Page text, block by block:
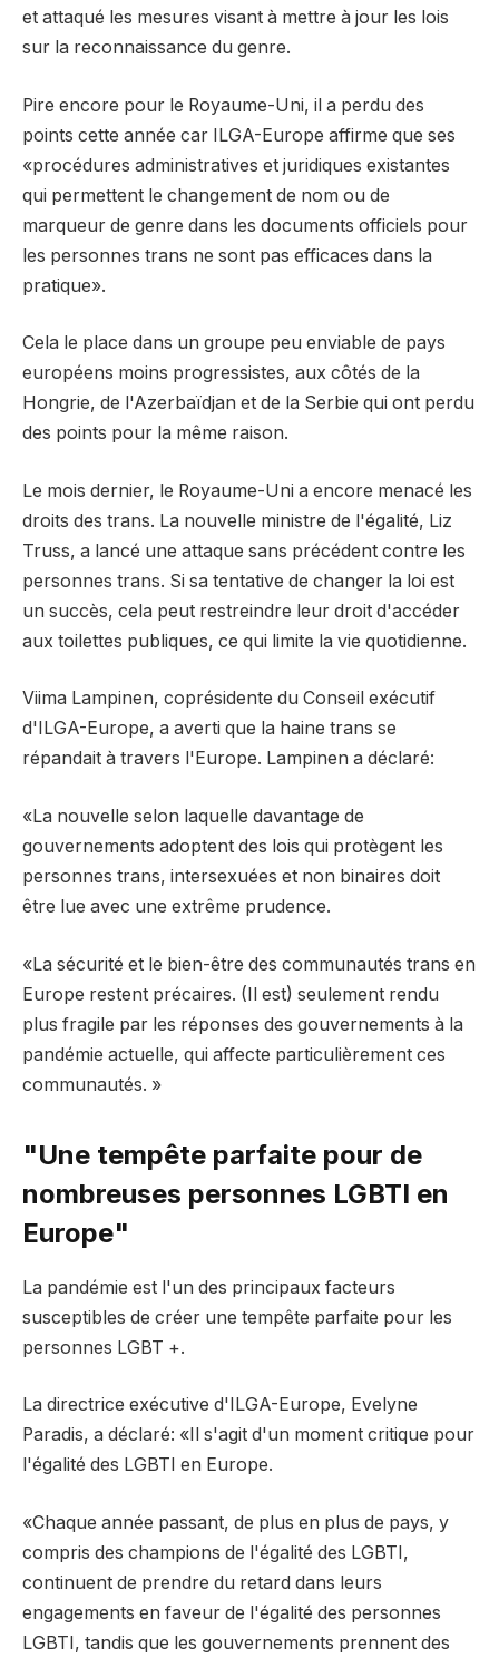
et attaqué les mesures visant à mettre à jour les lois
sur la reconnaissance du genre.
Pire encore pour le Royaume-Uni, il a perdu des
points cette année car ILGA-Europe affirme que ses
«procédures administratives et juridiques existantes
qui permettent le changement de nom ou de
marqueur de genre dans les documents officiels pour
les personnes trans ne sont pas efficaces dans la
pratique».
Cela le place dans un groupe peu enviable de pays
européens moins progressistes, aux côtés de la
Hongrie, de l'Azerbaïdjan et de la Serbie qui ont perdu
des points pour la même raison.
Le mois dernier, le Royaume-Uni a encore menacé les
droits des trans. La nouvelle ministre de l'égalité, Liz
Truss, a lancé une attaque sans précédent contre les
personnes trans. Si sa tentative de changer la loi est
un succès, cela peut restreindre leur droit d'accéder
aux toilettes publiques, ce qui limite la vie quotidienne.
Viima Lampinen, coprésidente du Conseil exécutif
d'ILGA-Europe, a averti que la haine trans se
répandait à travers l'Europe. Lampinen a déclaré:
«La nouvelle selon laquelle davantage de
gouvernements adoptent des lois qui protègent les
personnes trans, intersexuées et non binaires doit
être lue avec une extrême prudence.
«La sécurité et le bien-être des communautés trans en
Europe restent précaires. (Il est) seulement rendu
plus fragile par les réponses des gouvernements à la
pandémie actuelle, qui affecte particulièrement ces
communautés. »
"Une tempête parfaite pour de
nombreuses personnes LGBTI en
Europe"
La pandémie est l'un des principaux facteurs
susceptibles de créer une tempête parfaite pour les
personnes LGBT +.
La directrice exécutive d'ILGA-Europe, Evelyne
Paradis, a déclaré: «Il s'agit d'un moment critique pour
l'égalité des LGBTI en Europe.
«Chaque année passant, de plus en plus de pays, y
compris des champions de l'égalité des LGBTI,
continuent de prendre du retard dans leurs
engagements en faveur de l'égalité des personnes
LGBTI, tandis que les gouvernements prennent des